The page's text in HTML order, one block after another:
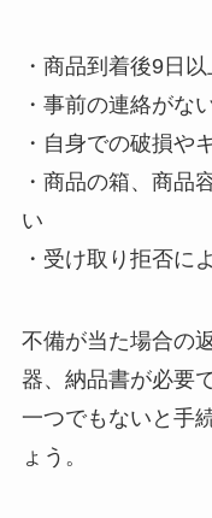
・商品到着後9日
・事前の連絡がな
・自身での破損や
・商品の箱、商品
い
・受け取り拒否に
不備が当た場合の
器、納品書が必要で
一つでもないと手
ょう。